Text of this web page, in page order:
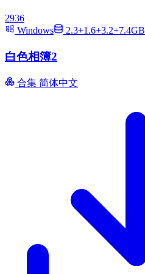
2936
Windows
2.3+1.6+3.2+7.4GB
白色相簿2
合集 简体中文